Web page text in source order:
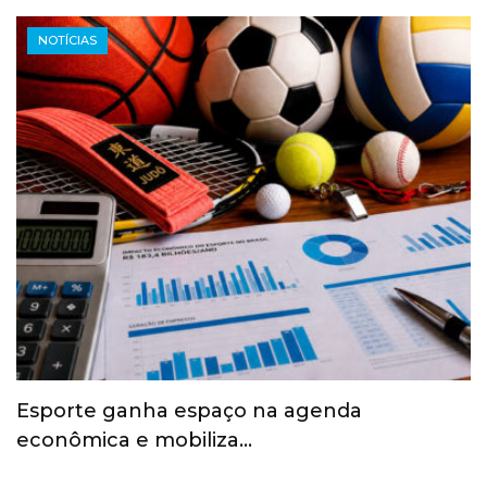
NOTÍCIAS
Esporte ganha espaço na agenda
econômica e mobiliza…